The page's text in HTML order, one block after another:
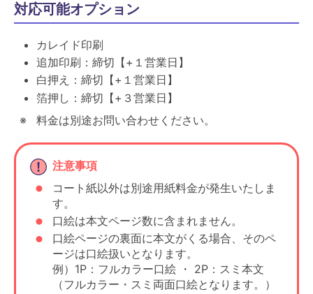
対応可能オプション
カレイド印刷
追加印刷：締切【+１営業日】
白押え：締切【+１営業日】
箔押し：締切【+３営業日】
料金は別途お問い合わせください。
注意事項
コート紙以外は別途用紙料金が発生いたしま
す。
口絵は本文ページ数に含まれません。
口絵ページの裏面に本文がくる場合、そのペ
ージは口絵扱いとなります。
例）1P：フルカラー口絵 ・ 2P：スミ本文
（フルカラー・スミ両面口絵となります。）